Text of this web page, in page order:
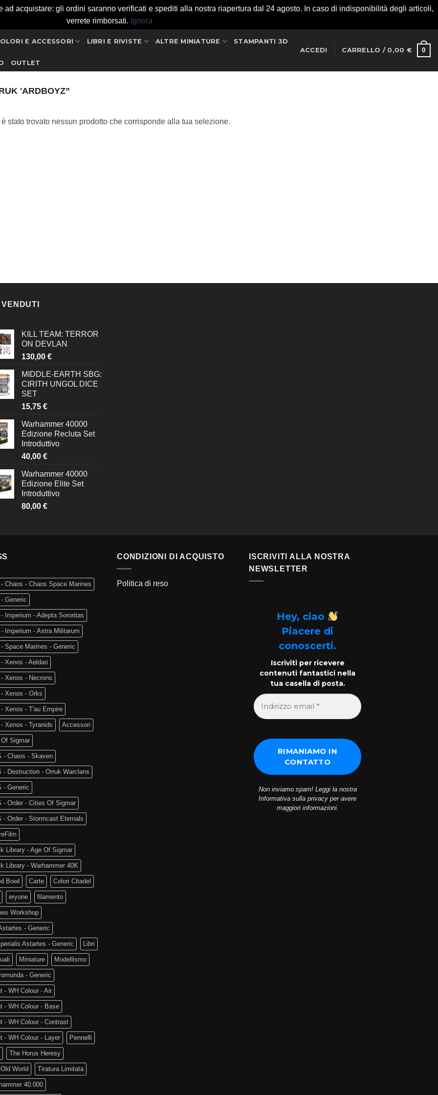
acquistare: gli ordini saranno verificati e spediti alla nostra riapertura dal 24 agosto. In caso di indisponibilità degli articoli,
verrete rimborsati. Ignora
E ACCESSORI LIBRI E RIVISTE ALTRE MINIATURE STAMPANTI 3D
OUTLET
ACCEDI CARRELLO / 0,00 € 0
'ARDBOYZ”
è stato trovato nessun prodotto che corrisponde alla tua selezione.
VENDUTI
KILL TEAM: TERROR
ON DEVLAN
130,00 €
MIDDLE-EARTH SBG:
CIRITH UNGOL DICE
SET
15,75 €
Warhammer 40000
Edizione Recluta Set
Introduttivo
40,00 €
Warhammer 40000
Edizione Elite Set
Introduttivo
80,00 €
Chaos - Chaos Space Marines
Generic
Imperium - Adepta Sororitas
Imperium - Astra Militarum
Space Marines - Generic
Xenos - Aeldari
Xenos - Necrons
Xenos - Orks
Xenos - T'au Empire
Xenos - Tyranids Accessori
Sigmar
- Chaos - Skaven
- Destruction - Orruk Warclans
- Generic
- Order - Cities Of Sigmar
- Order - Stormcast Eternals
Library - Age Of Sigmar
Library - Warhammer 40K
Bowl Carte Colori Citadel
eryone filamento
Workshop
- Generic
Astartes - Generic Libri
Miniature Modellismo
- Generic
- WH Colour - Air
- WH Colour - Base
- WH Colour - Contrast
- WH Colour - Layer Pennelli
The Horus Heresy
World Tiratura Limitata
40.000
CONDIZIONI DI ACQUISTO
Politica di reso
ISCRIVITI ALLA NOSTRA
NEWSLETTER
Hey, ciao
Piacere di
conoscerti.
Iscriviti per ricevere
contenuti fantastici nella
tua casella di posta.
Non inviamo spam! Leggi la nostra
Informativa sulla privacy per avere
maggiori informazioni.